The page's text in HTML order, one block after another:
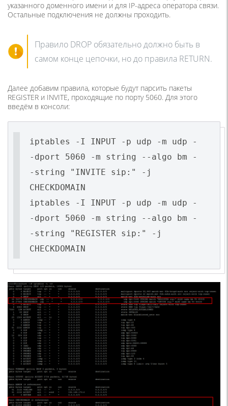
указанного доменного имени и для IP-адреса оператора связи.
Остальные подключения не должны проходить.
Правило DROP обязательно должно быть в
самом конце цепочки, но до правила RETURN.
Далее добавим правила, которые будут парсить пакеты
REGISTER и INVITE, проходящие по порту 5060. Для этого
введём в консоли:
iptables -I INPUT -p udp -m udp -
-dport 5060 -m string --algo bm -
-string "INVITE sip:" -j
CHECKDOMAIN
iptables -I INPUT -p udp -m udp -
-dport 5060 -m string --algo bm -
-string "REGISTER sip:" -j
CHECKDOMAIN